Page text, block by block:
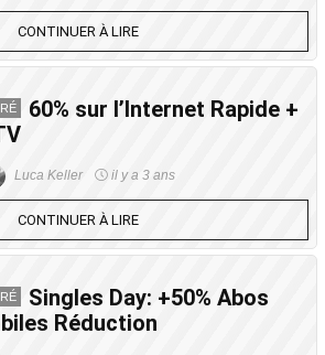
CONTINUER À LIRE
60% sur l’Internet Rapide +
Luca Keller il y a 3 ans
CONTINUER À LIRE
Singles Day: +50% Abos
Réduction